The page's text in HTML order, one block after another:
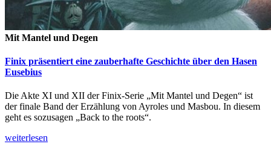
Mit Mantel und Degen
Finix präsentiert eine zauberhafte Geschichte über den Hasen
Eusebius
Die Akte XI und XII der Finix-Serie „Mit Mantel und Degen“ ist
der finale Band der Erzählung von Ayroles und Masbou. In diesem
geht es sozusagen „Back to the roots“.
weiterlesen